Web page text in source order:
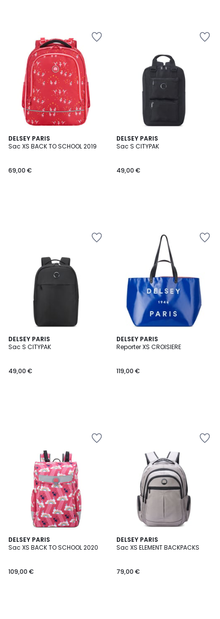
DELSEY PARIS
Sac XS BACK TO SCHOOL 2019
69,00 €
DELSEY PARIS
Sac S CITYPAK
49,00 €
DELSEY PARIS
Sac S CITYPAK
49,00 €
DELSEY PARIS
Reporter XS CROISIERE
119,00 €
DELSEY PARIS
Sac XS BACK TO SCHOOL 2020
109,00 €
DELSEY PARIS
Sac XS ELEMENT BACKPACKS
79,00 €